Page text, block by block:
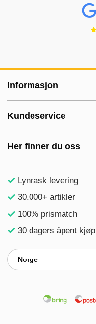
Informasjon
Kundeservice
Her finner du oss
Lynrask levering
30.000+ artikler
100% prismatch
30 dagers åpent kjøp
Norge